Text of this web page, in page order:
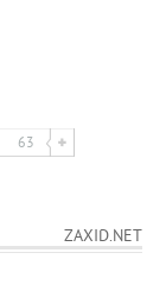
63
ZAXID.NET